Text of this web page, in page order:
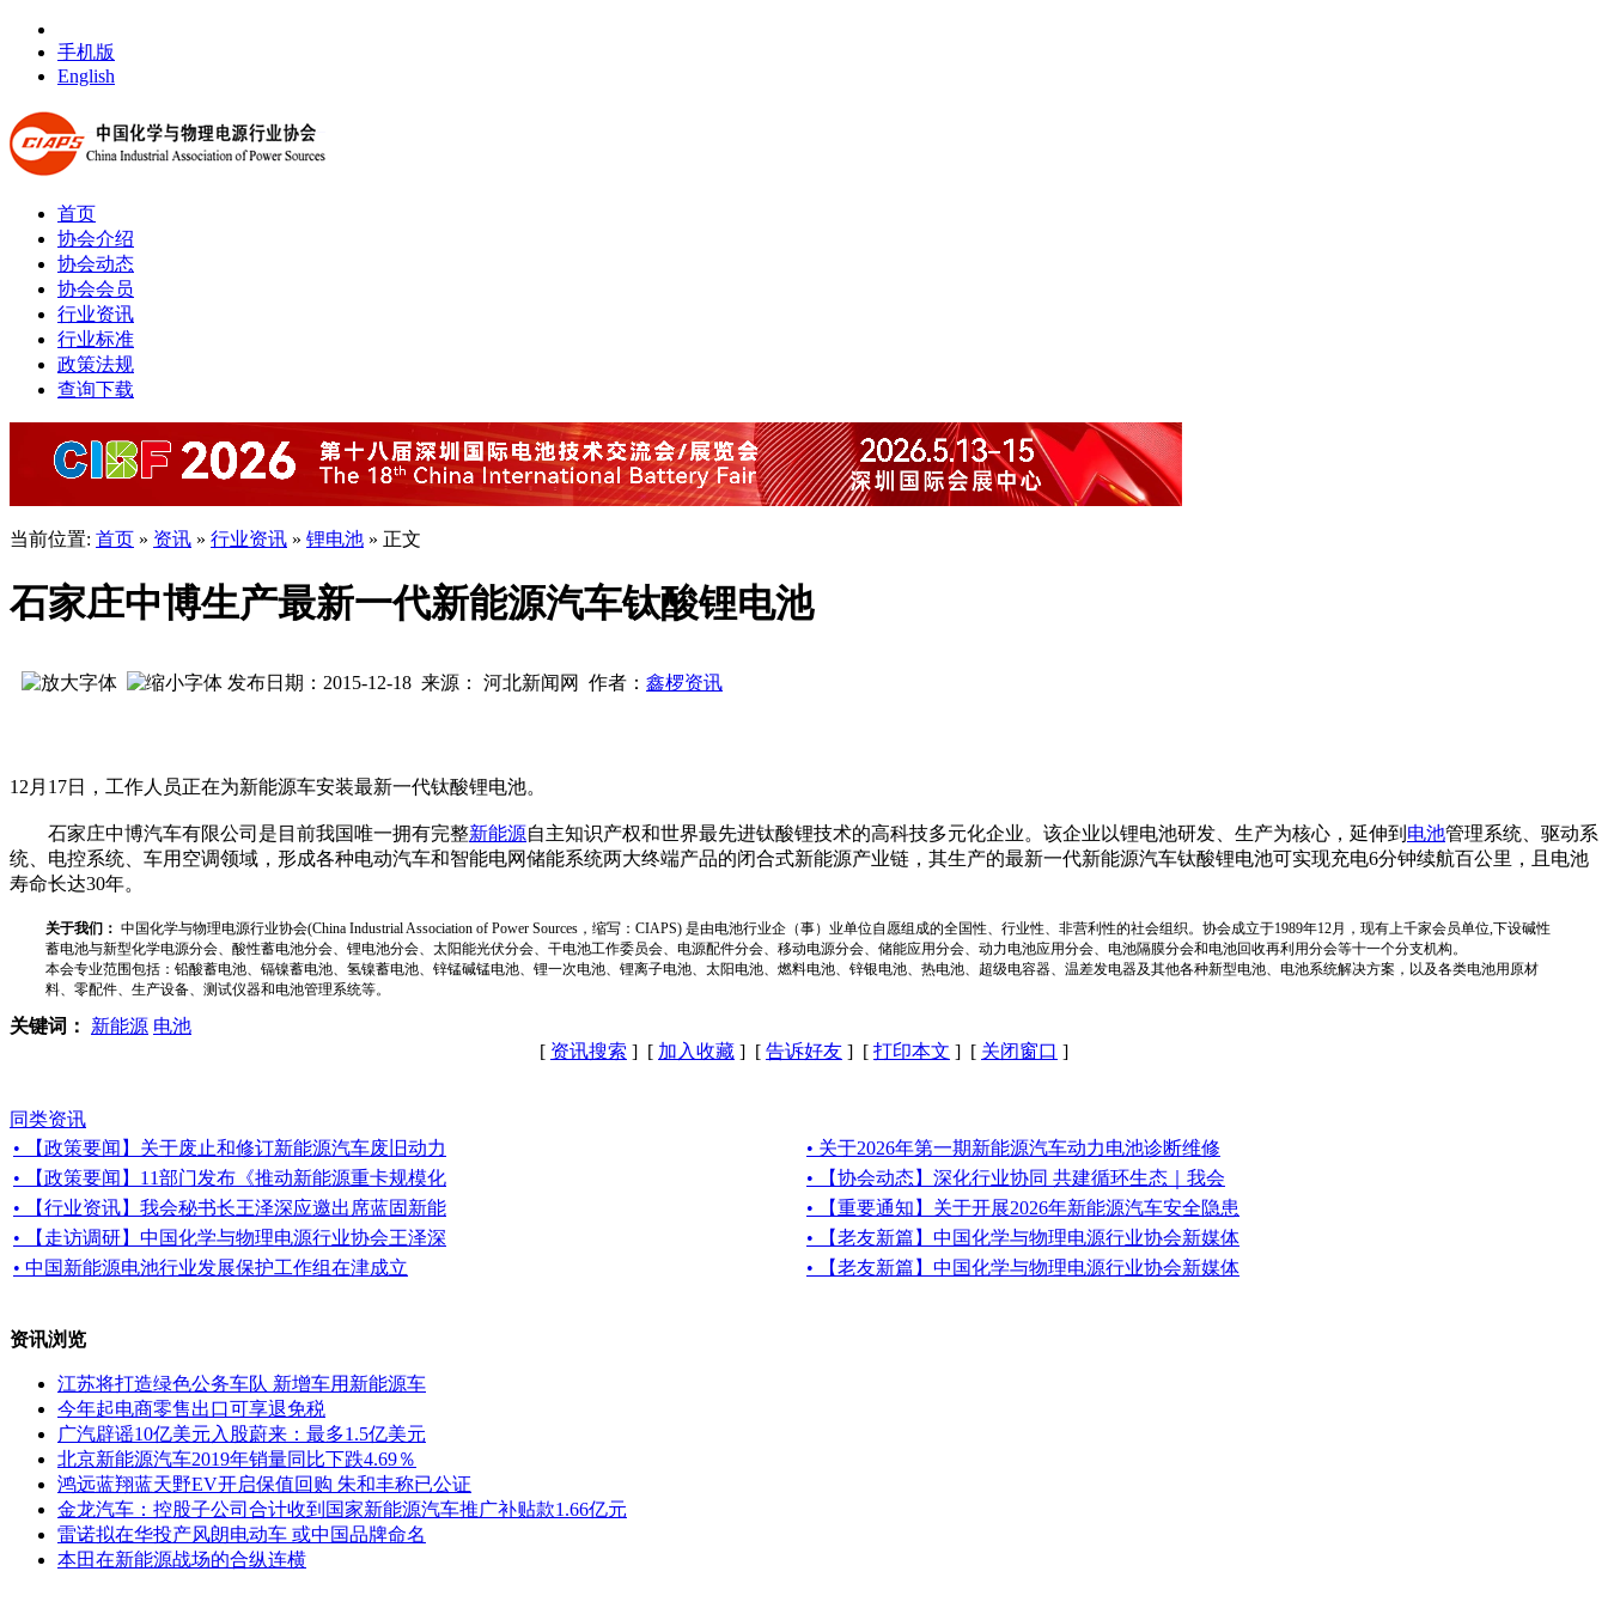
手机版
English
首页
协会介绍
协会动态
协会会员
行业资讯
行业标准
政策法规
查询下载
当前位置: 首页 » 资讯 » 行业资讯 » 锂电池 » 正文
石家庄中博生产最新一代新能源汽车钛酸锂电池
发布日期：2015-12-18 来源： 河北新闻网 作者： 鑫椤资讯
12月17日，工作人员正在为新能源车安装最新一代钛酸锂电池。
石家庄中博汽车有限公司是目前我国唯一拥有完整新能源自主知识产权和世界最先进钛酸锂技术的高科技多元化企业。该企业以锂电池研发、生产为核心，延伸到 电池管理系统、驱动系
统、电控系统、车用空调领域，形成各种电动汽车和智能电网储能系统两大终端产品的闭合式新能源产业链，其生产的最新一代新能源汽车钛酸锂电池可实现充电6分钟续航百公里，且电池
寿命长达30年。
关于我们： 中国化学与物理电源行业协会(China Industrial Association of Power Sources，缩写：CIAPS) 是由电池行业企（事）业单位自愿组成的全国性、行业性、非营利性的社会组织。协会成立于1989年12月，现有上千家会员单位,下设碱性
蓄电池与新型化学电源分会、酸性蓄电池分会、锂电池分会、太阳能光伏分会、干电池工作委员会、电源配件分会、移动电源分会、储能应用分会、动力电池应用分会、电池隔膜分会和电池回收再利用分会等十一个分支机构。
本会专业范围包括：铅酸蓄电池、镉镍蓄电池、氢镍蓄电池、锌锰碱锰电池、锂一次电池、锂离子电池、太阳电池、燃料电池、锌银电池、热电池、超级电容器、温差发电器及其他各种新型电池、电池系统解决方案，以及各类电池用原材
料、零配件、生产设备、测试仪器和电池管理系统等。
关键词： 新能源 电池
[ 资讯搜索 ] [ 加入收藏 ] [ 告诉好友 ] [ 打印本文 ] [ 关闭窗口 ]
同类资讯
• 【政策要闻】关于废止和修订新能源汽车废旧动力
• 关于2026年第一期新能源汽车动力电池诊断维修
• 【政策要闻】11部门发布《推动新能源重卡规模化
• 【协会动态】深化行业协同 共建循环生态｜我会
• 【行业资讯】我会秘书长王泽深应邀出席蓝固新能
• 【重要通知】关于开展2026年新能源汽车安全隐患
• 【走访调研】中国化学与物理电源行业协会王泽深
• 【老友新篇】中国化学与物理电源行业协会新媒体
• 中国新能源电池行业发展保护工作组在津成立
• 【老友新篇】中国化学与物理电源行业协会新媒体
资讯浏览
江苏将打造绿色公务车队 新增车用新能源车
今年起电商零售出口可享退免税
广汽辟谣10亿美元入股蔚来：最多1.5亿美元
北京新能源汽车2019年销量同比下跌4.69％
鸿远蓝翔蓝天野EV开启保值回购 朱和丰称已公证
金龙汽车：控股子公司合计收到国家新能源汽车推广补贴款1.66亿元
雷诺拟在华投产风朗电动车 或中国品牌命名
本田在新能源战场的合纵连横